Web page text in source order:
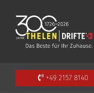
+49 2157 8140